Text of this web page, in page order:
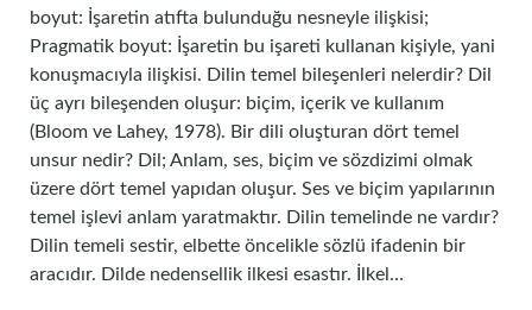
boyut: İşaretin atıfta bulunduğu nesneyle ilişkisi;
Pragmatik boyut: İşaretin bu işareti kullanan kişiyle, yani
konuşmacıyla ilişkisi. Dilin temel bileşenleri nelerdir? Dil
üç ayrı bileşenden oluşur: biçim, içerik ve kullanım
(Bloom ve Lahey, 1978). Bir dili oluşturan dört temel
unsur nedir? Dil; Anlam, ses, biçim ve sözdizimi olmak
üzere dört temel yapıdan oluşur. Ses ve biçim yapılarının
temel işlevi anlam yaratmaktır. Dilin temelinde ne vardır?
Dilin temeli sestir, elbette öncelikle sözlü ifadenin bir
aracıdır. Dilde nedensellik ilkesi esastır. İlkel…